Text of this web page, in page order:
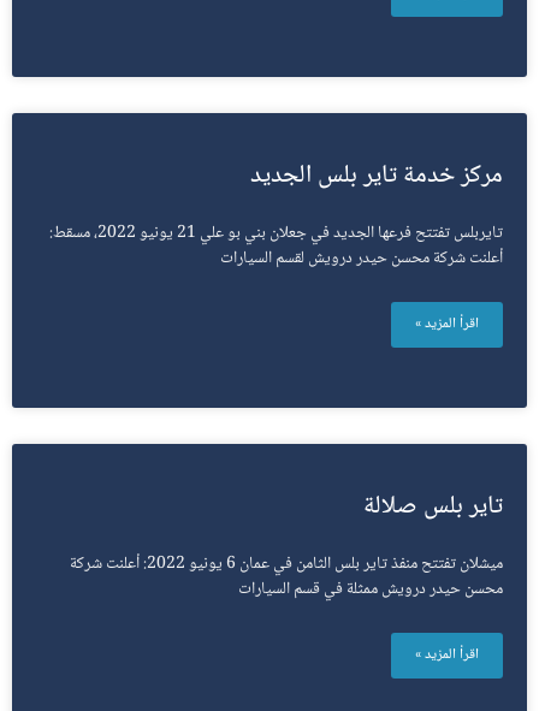
مركز خدمة تاير بلس الجديد
تايربلس تفتتح فرعها الجديد في جعلان بني بو علي 21 يونيو 2022، مسقط:
أعلنت شركة محسن حيدر درويش لقسم السيارات
اقرأ المزيد »
تاير بلس صلالة
ميشلان تفتتح منفذ تاير بلس الثامن في عمان 6 يونيو 2022: أعلنت شركة
محسن حيدر درويش ممثلة في قسم السيارات
اقرأ المزيد »